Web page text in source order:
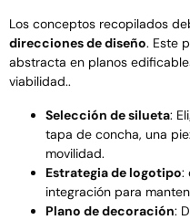
Los conceptos recopilados
direcciones de diseño. Este
abstracta en planos
viabilidad..
Selección de silueta:
tapa de concha, una
movilidad.
Estrategia de logotipo:
integración para
Plano de decoración: